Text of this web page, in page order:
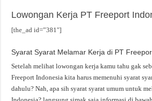
Lowongan Kerja PT Freeport
[the_ad id=”381″]
Syarat Syarat Melamar Kerja di PT
Setelah melihat lowongan kerja kamu tahu gak
Freeport Indonesia kita harus memenuhi syarat
dahulu? Nah, apa sih syarat syarat umum untuk
Indonesia? langsung simak saja informasi di